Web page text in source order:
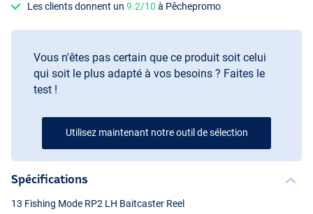
Les clients donnent un9.2/10 à Pêchepromo
Vous n'êtes pas certain que ce produit soit celui
qui soit le plus adapté à vos besoins ? Faites le
test !
Utilisez maintenant notre outil de sélection
Spécifications
13 Fishing Mode RP2 LH Baitcaster Reel